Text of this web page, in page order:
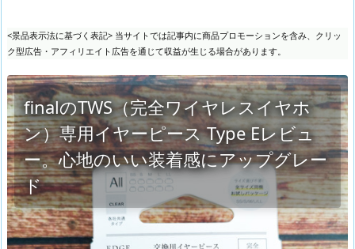
<景品表示法に基づく表記> 当サイトでは記事内に商品プロモーションを含み、クリッ
ク型広告・アフィリエイト広告を通じて収益が生じる場合があります。
finalのTWS（完全ワイヤレスイヤホ
ン）専用イヤーピース Type Eレビュ
ー。心地のいい装着感にアップグレー
ド